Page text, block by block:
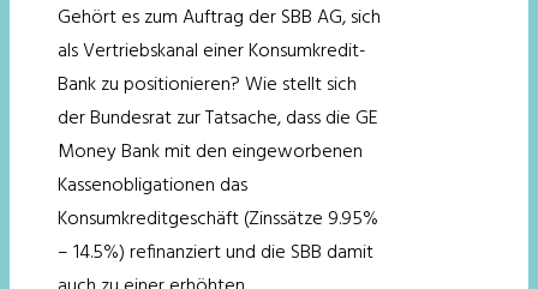
Gehört es zum Auftrag der SBB AG, sich
als Vertriebskanal einer Konsumkredit-
Bank zu positionieren? Wie stellt sich
der Bundesrat zur Tatsache, dass die GE
Money Bank mit den eingeworbenen
Kassenobligationen das
Konsumkreditgeschäft (Zinssätze 9.95%
– 14.5%) refinanziert und die SBB damit